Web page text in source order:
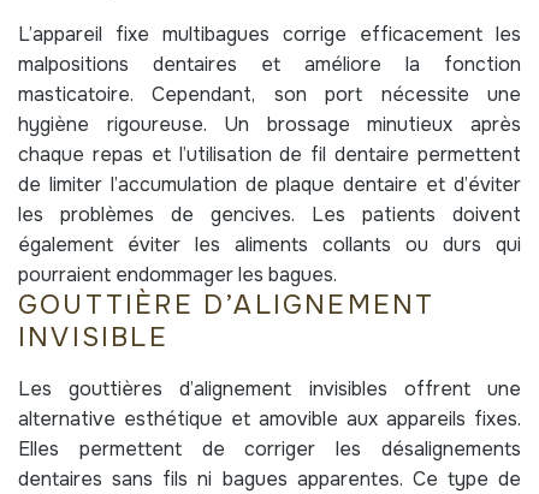
L’appareil fixe multibagues corrige efficacement les
malpositions dentaires et améliore la fonction
masticatoire. Cependant, son port nécessite une
hygiène rigoureuse. Un brossage minutieux après
chaque repas et l’utilisation de fil dentaire permettent
de limiter l’accumulation de plaque dentaire et d’éviter
les problèmes de gencives. Les patients doivent
également éviter les aliments collants ou durs qui
pourraient endommager les bagues.
GOUTTIÈRE D’ALIGNEMENT
INVISIBLE
Les gouttières d’alignement invisibles offrent une
alternative esthétique et amovible aux appareils fixes.
Elles permettent de corriger les désalignements
dentaires sans fils ni bagues apparentes. Ce type de